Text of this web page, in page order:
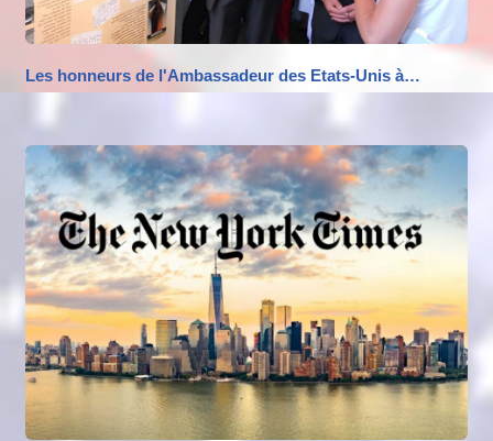
Les honneurs de l'Ambassadeur des Etats-Unis à…